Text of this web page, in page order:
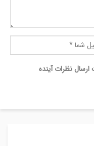
نظرات آینده